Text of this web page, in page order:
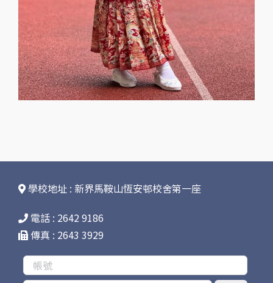
學校地址 : 新界馬鞍山恆安邨校舍第一座
電話 : 2642 9186
傳真 : 2643 3929